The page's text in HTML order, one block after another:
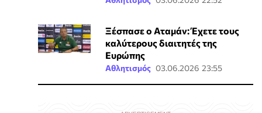
Ξέσπασε ο Αταμάν: Έχετε τους
καλύτερους διαιτητές της
Ευρώπης
Αθλητισμός 03.06.2026 23:55